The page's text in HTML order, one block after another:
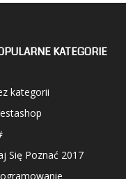
KATEGORIE
kategorii
Się Poznać 2017